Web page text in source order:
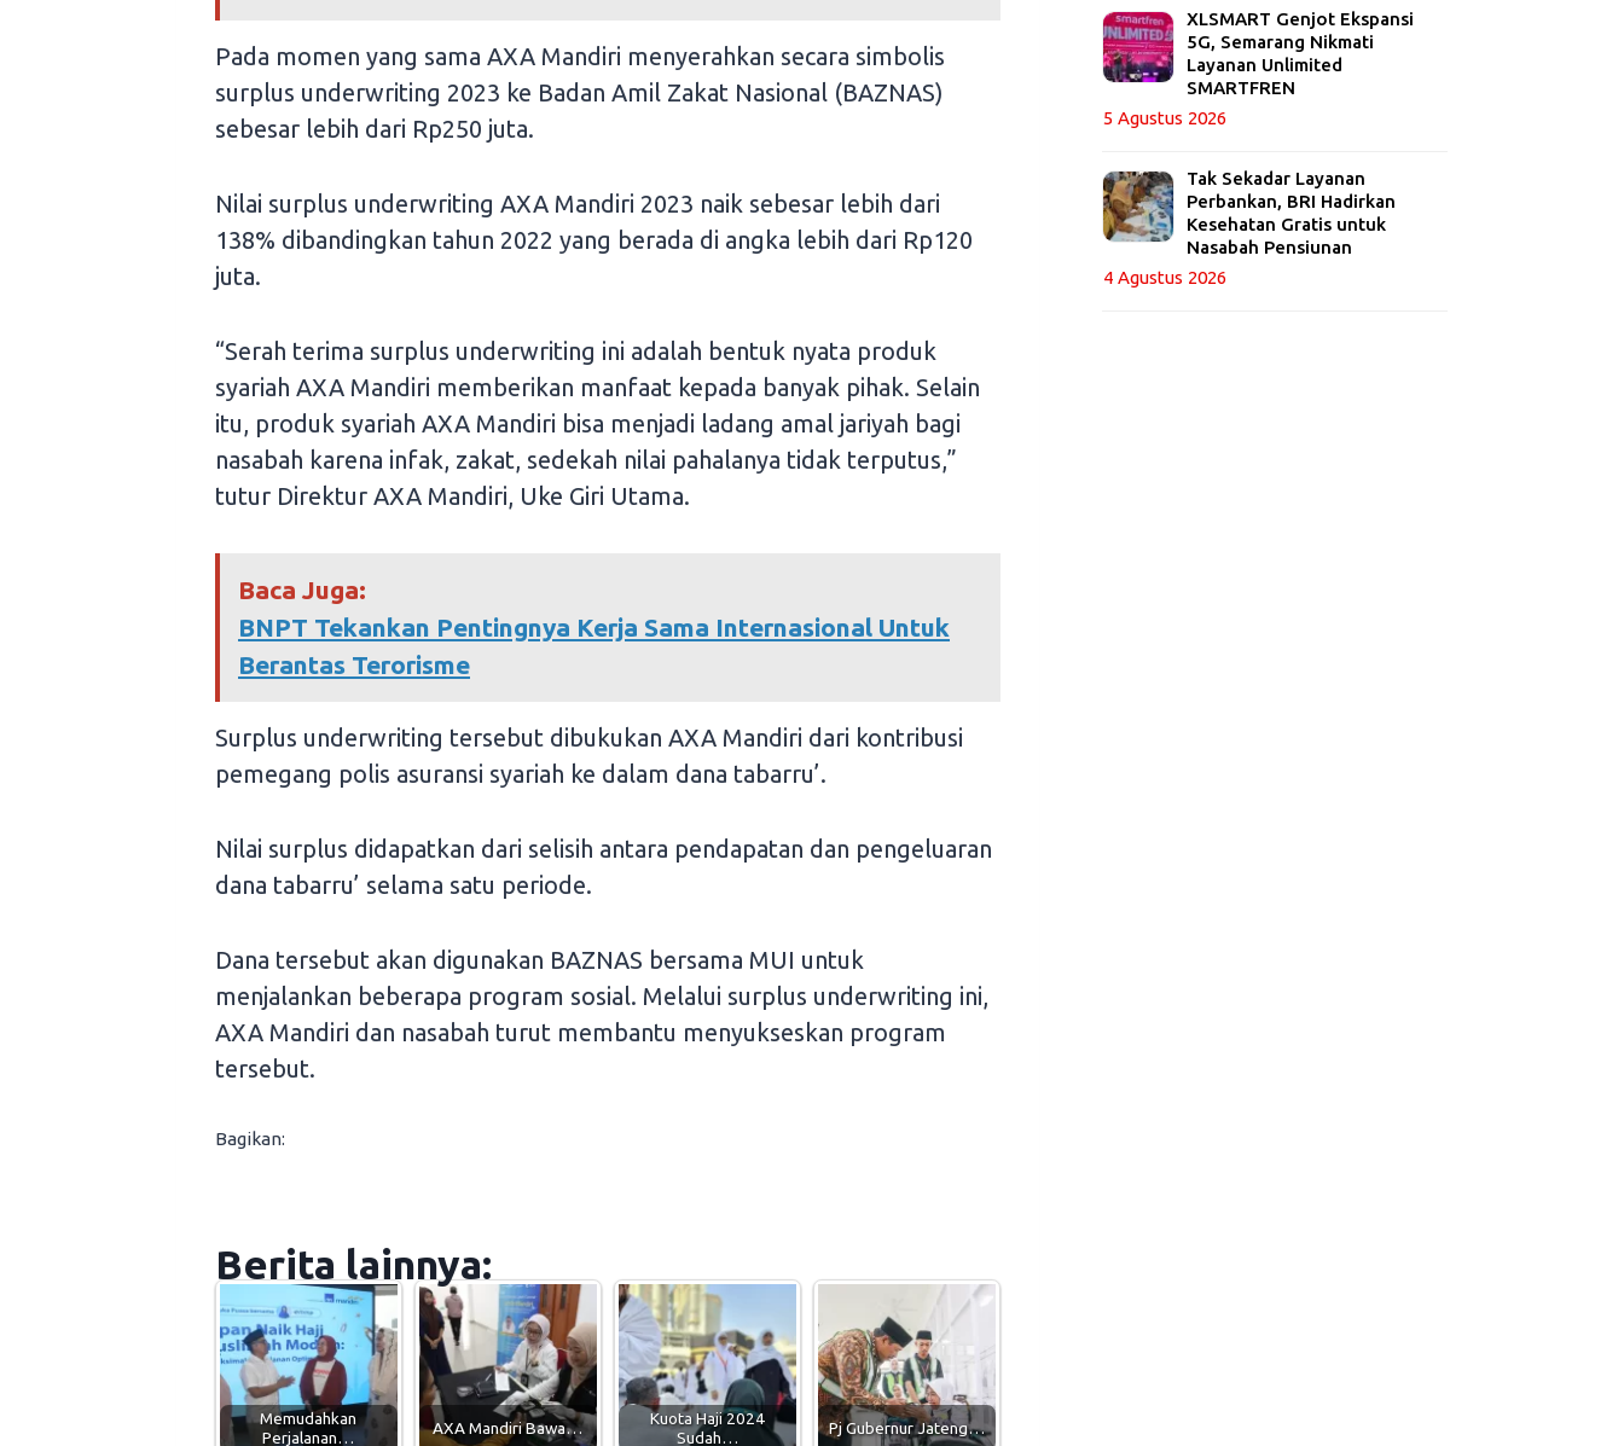
Pada momen yang sama AXA Mandiri menyerahkan secara simbolis
surplus underwriting 2023 ke Badan Amil Zakat Nasional (BAZNAS)
sebesar lebih dari Rp250 juta.
Nilai surplus underwriting AXA Mandiri 2023 naik sebesar lebih dari
138% dibandingkan tahun 2022 yang berada di angka lebih dari Rp120
juta.
“Serah terima surplus underwriting ini adalah bentuk nyata produk
syariah AXA Mandiri memberikan manfaat kepada banyak pihak. Selain
itu, produk syariah AXA Mandiri bisa menjadi ladang amal jariyah bagi
nasabah karena infak, zakat, sedekah nilai pahalanya tidak terputus,”
tutur Direktur AXA Mandiri, Uke Giri Utama.
Baca Juga:
BNPT Tekankan Pentingnya Kerja Sama Internasional Untuk
Berantas Terorisme
Surplus underwriting tersebut dibukukan AXA Mandiri dari kontribusi
pemegang polis asuransi syariah ke dalam dana tabarru’.
Nilai surplus didapatkan dari selisih antara pendapatan dan pengeluaran
dana tabarru’ selama satu periode.
Dana tersebut akan digunakan BAZNAS bersama MUI untuk
menjalankan beberapa program sosial. Melalui surplus underwriting ini,
AXA Mandiri dan nasabah turut membantu menyukseskan program
tersebut.
Bagikan:
Berita lainnya:
Memudahkan
Perjalanan…
AXA Mandiri Bawa…
Kuota Haji 2024
Sudah…
Pj Gubernur Jateng…
XLSMART Genjot Ekspansi
5G, Semarang Nikmati
Layanan Unlimited
SMARTFREN
5 Agustus 2026
Tak Sekadar Layanan
Perbankan, BRI Hadirkan
Kesehatan Gratis untuk
Nasabah Pensiunan
4 Agustus 2026